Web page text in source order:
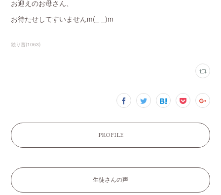
お迎えのお母さん、
お待たせしてすいませんm(_ _)m
独り言(1063)
PROFILE
生徒さんの声